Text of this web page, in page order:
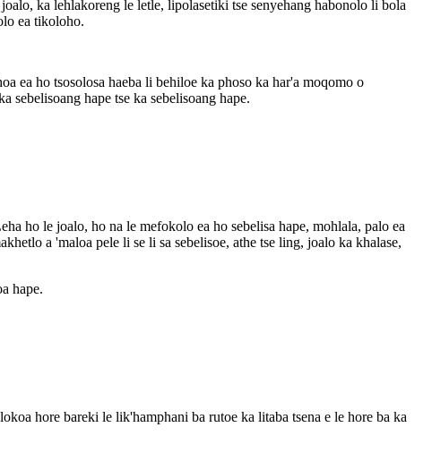
ka lehlakoreng le letle, lipolasetiki tse senyehang habonolo li bola
ea tikoloho.
ea ho tsosolosa haeba li behiloe ka phoso ka har'a moqomo o
sebelisoang hape tse ka sebelisoang hape.
ho le joalo, ho na le mefokolo ea ho sebelisa hape, mohlala, palo ea
a 'maloa pele li se li sa sebelisoe, athe tse ling, joalo ka khalase,
hape.
hore bareki le lik'hamphani ba rutoe ka litaba tsena e le hore ba ka